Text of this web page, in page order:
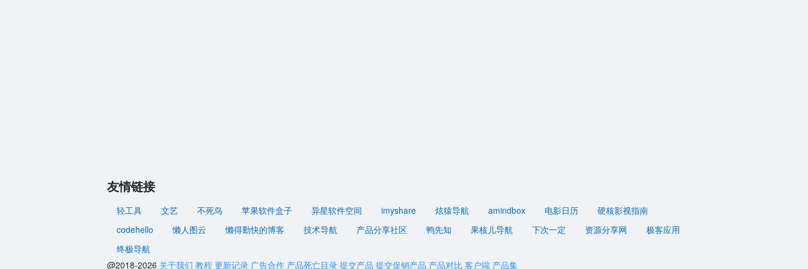
友情链接
轻工具 文艺 不死鸟 苹果软件盒子 异星软件空间 imyshare 炫猿导航 amindbox 电影日历
硬核影视指南
codehello
懒人图云 懒得勤快的博客 技术导航 产品分享社区 鸭先知 果核儿导航 下次一定 资源分享网
极客应用
终极导航
@2018-2026 关于我们 教程 更新记录 广告合作 产品死亡目录 提交产品 提交促销产品 产品对比 客户端 产品集